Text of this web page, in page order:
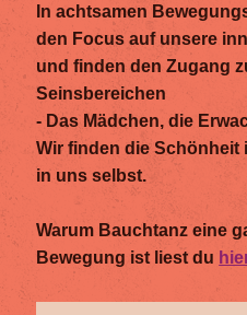
In achtsamen
den Focus auf unsere
und finden den Zugang
Seinsbereichen
- Das Mädchen, die
Wir finden die Schönheit
in uns selbst.
Warum Bauchtanz eine
Bewegung ist liest du